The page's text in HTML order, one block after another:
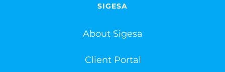
SIGESA
About Sigesa
Client Portal